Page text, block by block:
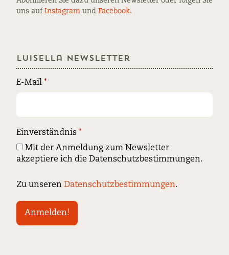
uns auf Instagram und Facebook.
Luisella Newsletter
E-Mail *
Einverständnis *
Mit der Anmeldung zum Newsletter
akzeptiere ich die Datenschutzbestimmungen.
Zu unseren Datenschutzbestimmungen.